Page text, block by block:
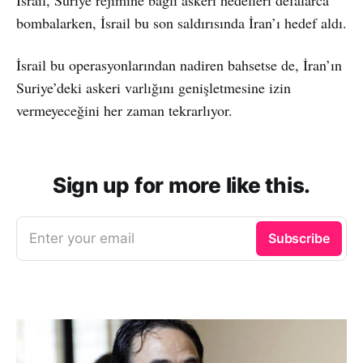
bombalarken, İsrail bu son saldırısında İran’ı hedef aldı.
İsrail bu operasyonlarından nadiren bahsetse de, İran’ın
Suriye’deki askeri varlığını genişletmesine izin
vermeyeceğini her zaman tekrarlıyor.
Sign up for more like this.
Enter your email Subscribe